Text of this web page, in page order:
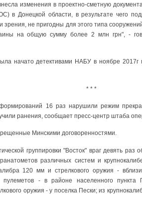
изменения в проектно-сметную
в Донецкой области, в результате чего
зрения, не пригодны для этого типа
на общую сумму более 2 млн грн", -
начато детективами НАБУ в ноябре
* * *
16 раз нарушили режим
ранения, сообщает пресс-центр штаба
Минскими договоренностями.
группировки "Восток" враг девять
различных систем и
120 мм и стрелкового оружия -
пулеметов - в районе населенного пункта
оружия - у поселка Пески; из